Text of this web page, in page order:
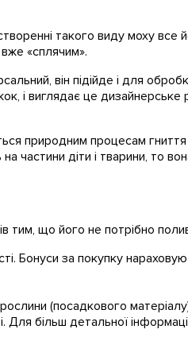
такого виду моху все
вже «сплячим».
він підійде і для обробки
і виглядає це дизайнерське
природним процесам
частини діти і тварини, то
тим, що його не потрібно
Бонуси за покупку
(посадкового
Для більш детальної